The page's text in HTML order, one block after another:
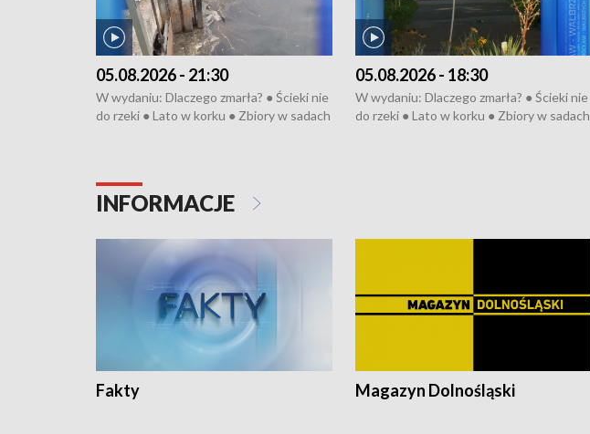
05.08.2026 - 21:30
W wydaniu: Dlaczego zmarła? ● Ścieki nie
do rzeki ● Lato w korku ● Zbiory w sadach
05.08.2026 - 18:30
W wydaniu: Dlaczego zmarła? ● Ścieki nie
do rzeki ● Lato w korku ● Zbiory w sadach
INFORMACJE
Fakty Magazyn Dolnośląski